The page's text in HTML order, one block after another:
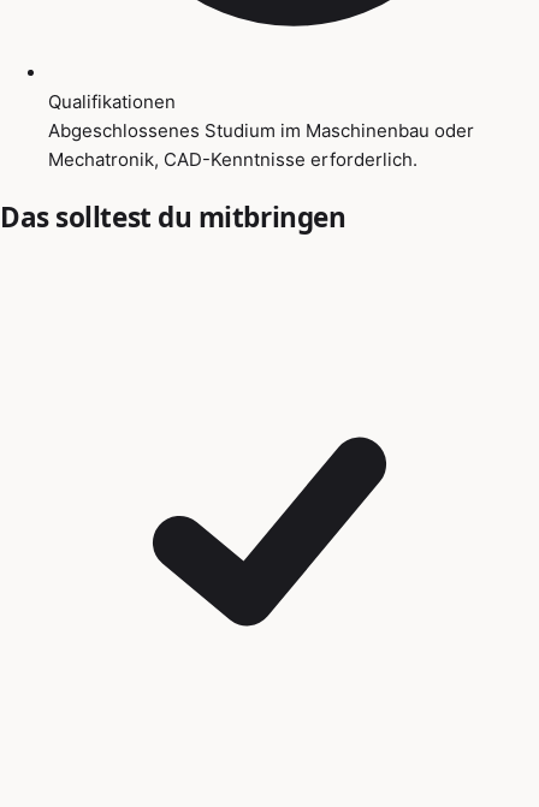
Qualifikationen
Abgeschlossenes Studium im Maschinenbau oder
Mechatronik, CAD-Kenntnisse erforderlich.
Das solltest du mitbringen